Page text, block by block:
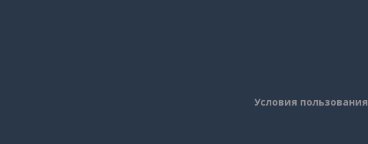
Условия пользования